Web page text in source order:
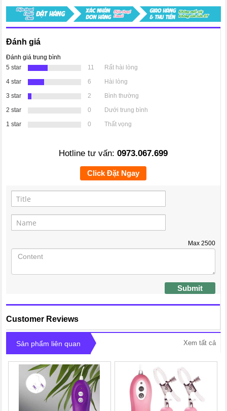
Đánh giá
Đánh giá trung bình
5 star
11
Rất hài lòng
4 star
6
Hài lòng
3 star
2
Bình thường
2 star
0
Dưới trung bình
1 star
0 Thất vọng
Hotline tư vấn: 0973.067.699
Click Đặt Ngay
Max 2500
Submit
Customer Reviews
Sản phẩm liên quan Xem tất cả